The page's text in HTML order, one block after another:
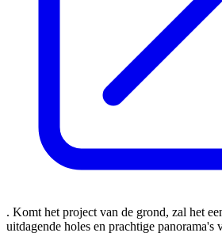
. Komt het project van de grond, zal het
uitdagende holes en prachtige panorama's